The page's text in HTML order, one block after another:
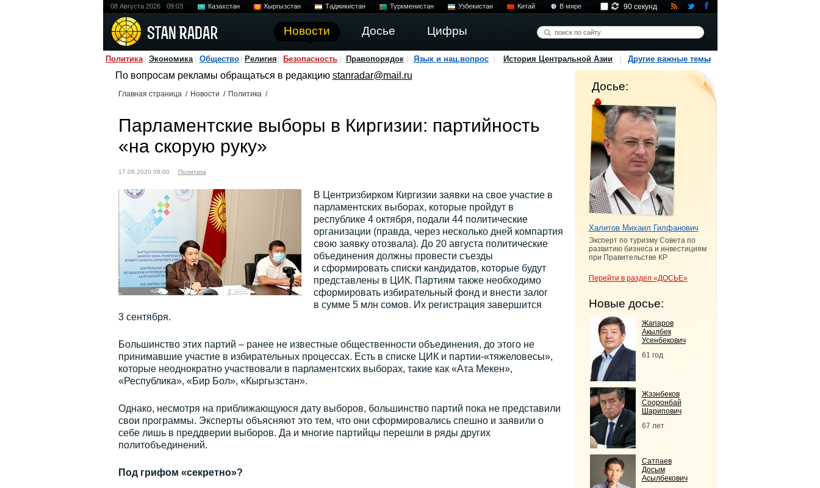
08 Августа 2026 09:03 Казахстан Кыргызстан Таджикистан Туркменистан Узбекистан Китай В мире
Новости Досье Цифры
90 секунд
Политика Экономика Общество Религия Безопасность Правопорядок Язык и нац.вопрос История Центральной Азии Другие важные темы
По вопросам рекламы обращаться в редакцию stanradar@mail.ru
Главная страница / Новости / Политика /
Парламентские выборы в Киргизии: партийность
«на скорую руку»
17.08.2020 09:00 Политика
В Центризбирком Киргизии заявки на свое участие в
парламентских выборах, которые пройдут в
республике 4 октября, подали 44 политические
организации (правда, через несколько дней компартия
свою заявку отозвала). До 20 августа политические
объединения должны провести съезды
и сформировать списки кандидатов, которые будут
представлены в ЦИК. Партиям также необходимо
сформировать избирательный фонд и внести залог
в сумме 5 млн сомов. Их регистрация завершится
3 сентября.
Большинство этих партий – ранее не известные общественности объединения, до этого не
принимавшие участие в избирательных процессах. Есть в списке ЦИК и партии-«тяжеловесы»,
которые неоднократно участвовали в парламентских выборах, такие как «Ата Мекен»,
«Республика», «Бир Бол», «Кыргызстан».
Однако, несмотря на приближающуюся дату выборов, большинство партий пока не представили
свои программы. Эксперты объясняют это тем, что они сформировались спешно и заявили о
себе лишь в преддверии выборов. Да и многие партийцы перешли в ряды других
политобъединений.
Под грифом «секретно»?
Досье:
Халитов Михаил Гилфанович
Эксперт по туризму Совета по
развитию бизнеса и инвестициям
при Правительстве КР
Перейти в раздел «ДОСЬЕ»
Новые досье:
Жапаров
Акылбек
Усенбекович
61 год
Жээнбеков
Сооронбай
Шарипович
67 лет
Сатпаев
Досым
Асылбекович